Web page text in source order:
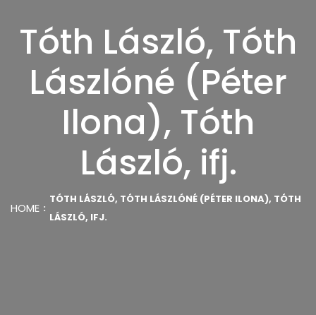
Tóth László, Tóth
Lászlóné (Péter
Ilona), Tóth
László, ifj.
HOME
TÓTH LÁSZLÓ, TÓTH LÁSZLÓNÉ (PÉTER ILONA), TÓTH
LÁSZLÓ, IFJ.